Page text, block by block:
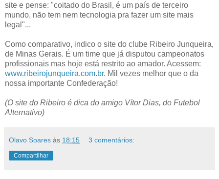
site e pense: "coitado do Brasil, é um país de terceiro
mundo, não tem nem tecnologia pra fazer um site mais
legal"...
Como comparativo, indico o site do clube Ribeiro Junqueira,
de Minas Gerais. É um time que já disputou campeonatos
profissionais mas hoje está restrito ao amador. Acessem:
www.ribeirojunqueira.com.br. Mil vezes melhor que o da
nossa importante Confederação!
(O site do Ribeiro é dica do amigo Vítor Dias, do Futebol
Alternativo)
Olavo Soares às 18:15 3 comentários:
Compartilhar